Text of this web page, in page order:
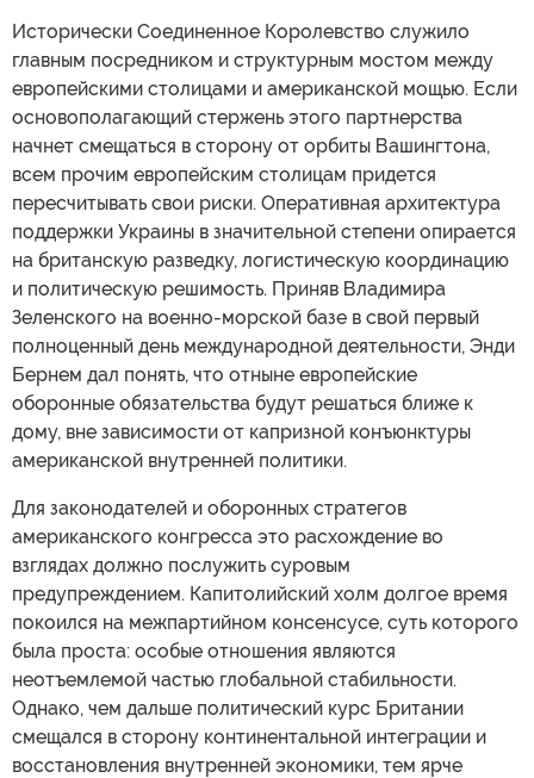
Исторически Соединенное Королевство служило
главным посредником и структурным мостом между
европейскими столицами и американской мощью. Если
основополагающий стержень этого партнерства
начнет смещаться в сторону от орбиты Вашингтона,
всем прочим европейским столицам придется
пересчитывать свои риски. Оперативная архитектура
поддержки Украины в значительной степени опирается
на британскую разведку, логистическую координацию
и политическую решимость. Приняв Владимира
Зеленского на военно-морской базе в свой первый
полноценный день международной деятельности, Энди
Бернем дал понять, что отныне европейские
оборонные обязательства будут решаться ближе к
дому, вне зависимости от капризной конъюнктуры
американской внутренней политики.
Для законодателей и оборонных стратегов
американского конгресса это расхождение во
взглядах должно послужить суровым
предупреждением. Капитолийский холм долгое время
покоился на межпартийном консенсусе, суть которого
была проста: особые отношения являются
неотъемлемой частью глобальной стабильности.
Однако, чем дальше политический курс Британии
смещался в сторону континентальной интеграции и
восстановления внутренней экономики, тем ярче